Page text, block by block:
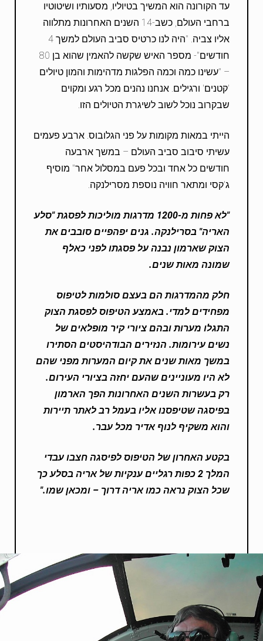
עד הקורונה הוא המשיך בטיוליו, מסעותיו ושיטוטיו
ברחבי העולם, כשב-14 השנים האחרונות מתלווה
אליו צביה. "היה לנו כרטיס סביב העולם למשך 4
חודשים"- מספר האיש שקשה להאמין שהוא בן 80
– "עשינו כמה וכמה הפלגות מדהימות והמון טיולים
'קטנים' ורגילים. אנחנו נהנים מכל רגע ומקוים
שבקרוב נוכל לשוב לשיגרת הטיולים הזו.
הייתי במאות מקומות על פני הגלובוס. ארבע פעמים
עשיתי סיבוב סביב העולם – במשך ארבעה
חודשים כל אחד ובכל פעם במסלול אחר" מוסיף
ג'קסי ומתאר חוויה נוספת מסרילנקה.
"לא פחות מ-1200 מדרגות מוליכות לפסגת "סלע
האריה" בסרילנקה. גנים יפהפיים סובבים את
הצוק שארמון נבנה על פסגתו לפני כאלף
שמונה מאות שנים.
חלק מהמדרגות הם בעצם סולמות לטיפוס
מפחידים למדי. באמצע הטיפוס לפסגת הצוק
התגלו מערות ובהם ציורי קיר מופלאים של
נשים עירומות. הנזירים הבודהיסטים הסתירו
במשך מאות שנים את קיום המערות מפני שהם
לא היו מעוניינים שהעם יחזה בציורי העירום.
רק בעשרות השנים האחרונות הפך הארמון
בפיסגה שטיפסנו אליו בעמל רב לאתר תיירות
והוא משקיף לנוף אדיר מכל עבר.
בקטע האחרון של הטיפוס לפיסגה חצבו עבדי
המלך 2 כפות רגליים ענקיות של אריה בסלע כך
שכל הצוק נראה כמו אריה דרוך – ומכאן שמו."